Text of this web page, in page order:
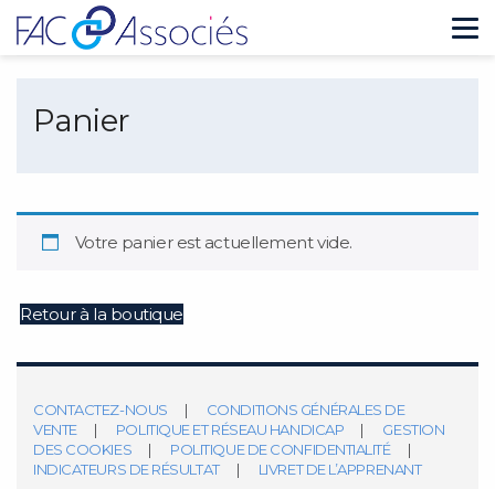
Panier
Votre panier est actuellement vide.
Retour à la boutique
CONTACTEZ-NOUS
CONDITIONS GÉNÉRALES DE
VENTE
POLITIQUE ET RÉSEAU HANDICAP
GESTION
DES COOKIES
POLITIQUE DE CONFIDENTIALITÉ
INDICATEURS DE RÉSULTAT
LIVRET DE L’APPRENANT